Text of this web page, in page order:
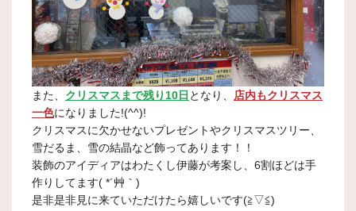
また、 クリスマスまで残り10日 となり、
店内もクリスマス
一色になりました!(^^)!
クリスマスに欠かせないプレゼントやクリスマスツリー、
雪だるま、雪の結晶など飾ってあります！！
装飾のアイディアはわたくし伊藤が考案し、6割ほどは手
作りしてます( *´艸｀)
是非是非見に来ていただけたら嬉しいです(≧▽≦)